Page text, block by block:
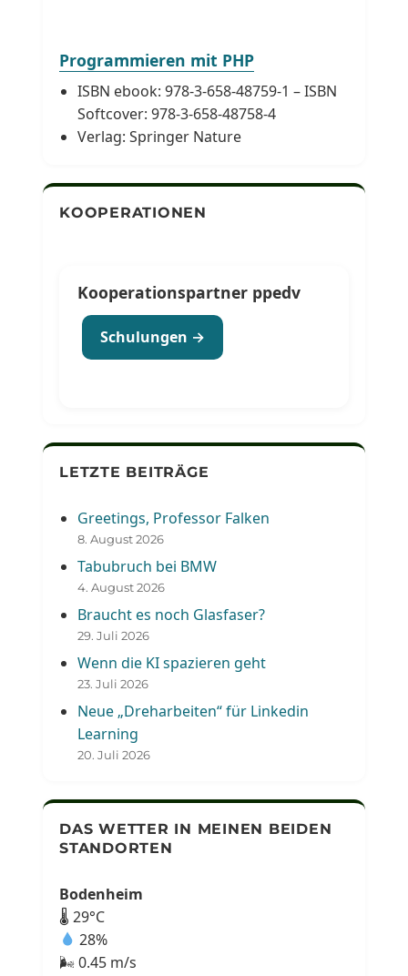
Programmieren mit PHP
ISBN ebook: 978-3-658-48759-1 – ISBN
Softcover: 978-3-658-48758-4
Verlag: Springer Nature
KOOPERATIONEN
Kooperationspartner ppedv
Schulungen →
LETZTE BEITRÄGE
Greetings, Professor Falken
8. August 2026
Tabubruch bei BMW
4. August 2026
Braucht es noch Glasfaser?
29. Juli 2026
Wenn die KI spazieren geht
23. Juli 2026
Neue „Dreharbeiten“ für Linkedin
Learning
20. Juli 2026
DAS WETTER IN MEINEN BEIDEN
STANDORTEN
Bodenheim
🌡 29°C
28%
🌬 0.45 m/s